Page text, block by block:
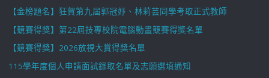
【金榜題名】狂賀第九屆郭冠妤、林莉芸同學考取正式教師
【競賽得獎】第22屆技專校院電腦動畫競賽得獎名單
【競賽得獎】2026放視大賞得獎名單
115學年度個人申請面試錄取名單及志願選填通知